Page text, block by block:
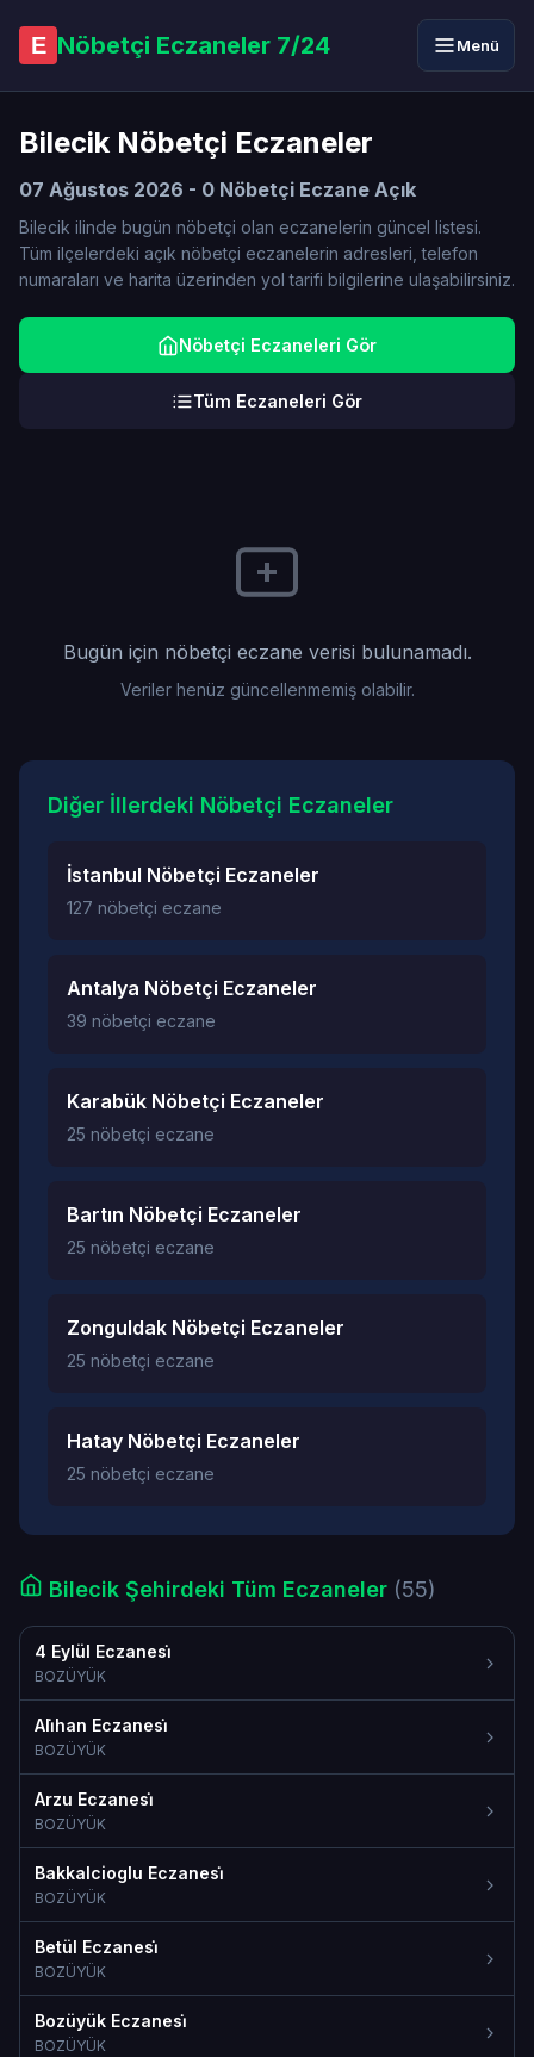
E Nöbetçi Eczaneler 7/24 Menü
Bilecik Nöbetçi Eczaneler
07 Ağustos 2026 - 0 Nöbetçi Eczane Açık
Bilecik ilinde bugün nöbetçi olan eczanelerin güncel listesi.
Tüm ilçelerdeki açık nöbetçi eczanelerin adresleri, telefon
numaraları ve harita üzerinden yol tarifi bilgilerine ulaşabilirsiniz.
Nöbetçi Eczaneleri Gör
Tüm Eczaneleri Gör
Bugün için nöbetçi eczane verisi bulunamadı.
Veriler henüz güncellenmemiş olabilir.
Diğer İllerdeki Nöbetçi Eczaneler
İstanbul Nöbetçi Eczaneler
127 nöbetçi eczane
Antalya Nöbetçi Eczaneler
39 nöbetçi eczane
Karabük Nöbetçi Eczaneler
25 nöbetçi eczane
Bartın Nöbetçi Eczaneler
25 nöbetçi eczane
Zonguldak Nöbetçi Eczaneler
25 nöbetçi eczane
Hatay Nöbetçi Eczaneler
25 nöbetçi eczane
Bilecik Şehirdeki Tüm Eczaneler (55)
4 Eylül Eczanesi̇
BOZÜYÜK
Ali̇han Eczanesi̇
BOZÜYÜK
Arzu Eczanesi̇
BOZÜYÜK
Bakkalcioglu Eczanesi̇
BOZÜYÜK
Betül Eczanesi̇
BOZÜYÜK
Bozüyük Eczanesi̇
BOZÜYÜK